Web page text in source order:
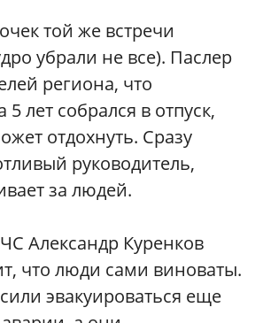
той же встречи
убрали не все). Паслер
региона, что
лет собрался в отпуск,
отдохнуть. Сразу
руководитель,
за людей.
Александр Куренков
что люди сами виноваты.
эвакуироваться еще